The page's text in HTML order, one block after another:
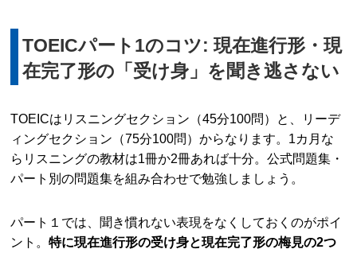
TOEICパート1のコツ: 現在進行形・現
在完了形の「受け身」を聞き逃さない
TOEICはリスニングセクション（45分100問）と、リーデ
ィングセクション（75分100問）からなります。1カ月な
らリスニングの教材は1冊か2冊あれば十分。公式問題集・
パート別の問題集を組み合わせで勉強しましょう。
パート１では、聞き慣れない表現をなくしておくのがポイ
ント。特に現在進行形の受け身と現在完了形の梅見の2つ